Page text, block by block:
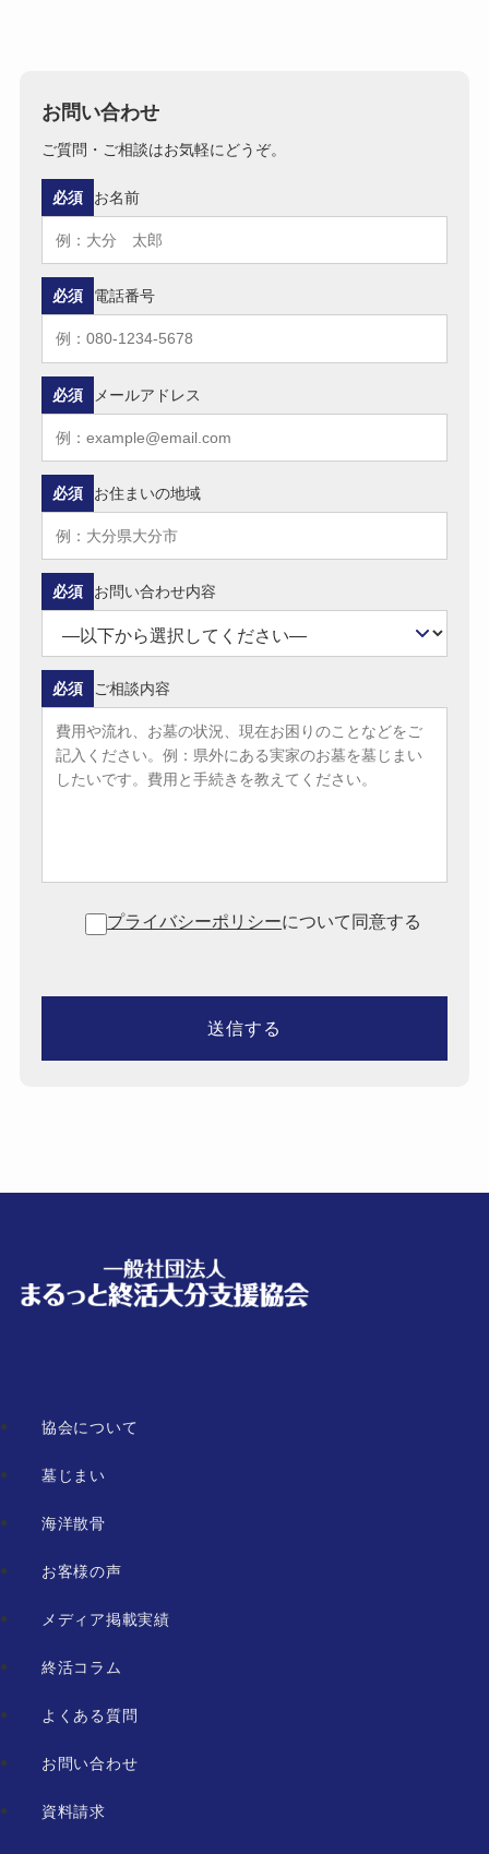
お問い合わせ
ご質問・ご相談はお気軽にどうぞ。
お名前
必須
電話番号
必須
メールアドレス
必須
お住まいの地域
必須
お問い合わせ内容
必須
ご相談内容
必須
プライバシーポリシーについて同意する
協会について
墓じまい
海洋散骨
お客様の声
メディア掲載実績
終活コラム
よくある質問
お問い合わせ
資料請求